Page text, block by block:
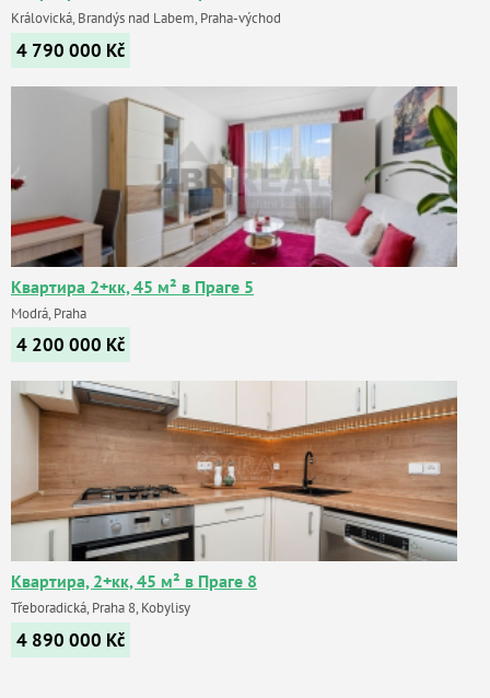
Královická, Brandýs nad Labem, Praha-východ
4 790 000 Kč
Квартира 2+кк, 45 м² в Праге 5
Modrá, Praha
4 200 000 Kč
Квартира, 2+кк, 45 м² в Праге 8
Třeboradická, Praha 8, Kobylisy
4 890 000 Kč